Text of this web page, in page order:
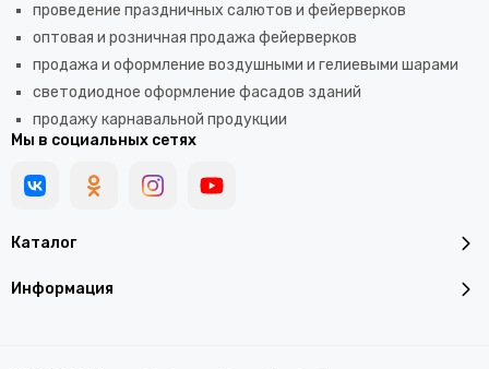
Каталог
Информация
проведение праздничных салютов и фейерверков
оптовая и розничная продажа фейерверков
продажа и оформление воздушными и гелиевыми шарами
светодиодное оформление фасадов зданий
продажу карнавальной продукции
Мы в социальных сетях